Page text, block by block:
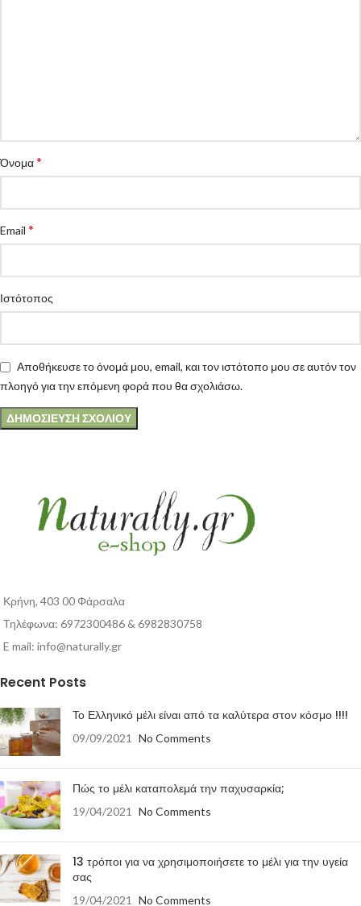
Όνομα*
Email *
Ιστότοπος
Αποθήκευσε το όνομά μου, email, και τον ιστότοπο μου σε αυτόν τον
πλοηγό για την επόμενη φορά που θα σχολιάσω.
Κρήνη, 403 00 Φάρσαλα
Τηλέφωνα: 6972300486 & 6982830758
E mail: info@naturally.gr
Recent Posts
Το Ελληνικό μέλι είναι από τα καλύτερα στον κόσμο !!!!
09/09/2021 No Comments
Πώς το μέλι καταπολεμά την παχυσαρκία;
19/04/2021 No Comments
13 τρόποι για να χρησιμοποιήσετε το μέλι για την υγεία
σας
19/04/2021 No Comments